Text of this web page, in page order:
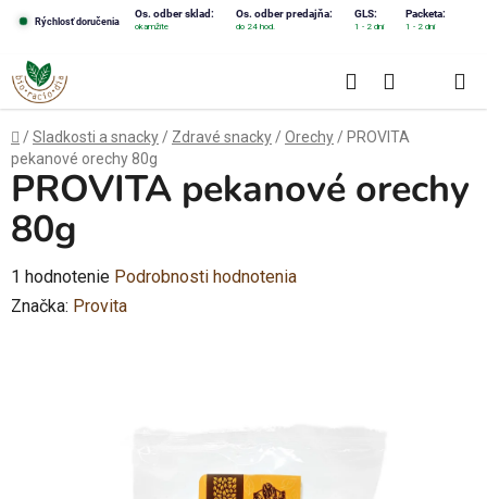
obsah
Rýchlosť doručenia
Os. odber sklad: Os. odber predajňa: GLS: Packeta:
okamžite do 24 hod. 1 - 2 dni 1 - 2 dni
Hľadať
KOŠÍK
Domov
/Sladkosti a snacky / Zdravé snacky /Orechy / PROVITA
pekanové orechy 80g
PROVITA pekanové orechy
80g
Priemerné
hodnotenie
1 hodnotenie Podrobnosti hodnotenia
Značka: Provita